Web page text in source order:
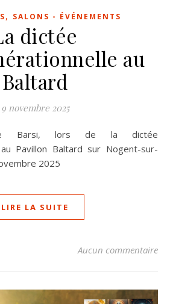
, SALONS - ÉVÉNEMENTS
dictée
au
Baltard
9 novembre 2025
Pavillon Baltard sur Nogent-sur-
2025
LIRE LA SUITE
Aucun commentaire